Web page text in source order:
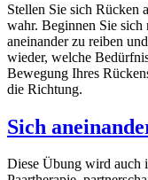
Stellen Sie sich Rücken
wahr. Beginnen Sie sich
aneinander zu reiben
wieder, welche
Bewegung Ihres
die Richtung.
Sich
Diese Übung wird auch